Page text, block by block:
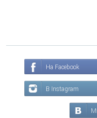
На Facebook
В Instagram